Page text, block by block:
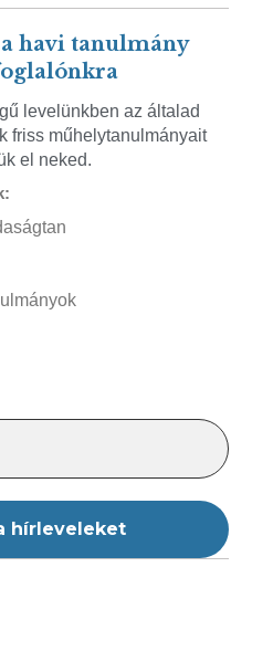
havi tanulmány
levelünkben az általad
friss műhelytanulmányait
el neked.